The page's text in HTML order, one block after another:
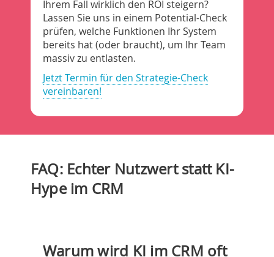
Ihrem Fall wirklich den ROI steigern?
Lassen Sie uns in einem Potential-Check
prüfen, welche Funktionen Ihr System
bereits hat (oder braucht), um Ihr Team
massiv zu entlasten.
Jetzt Termin für den Strategie-Check
vereinbaren!
FAQ: Echter Nutzwert statt KI-
Hype im CRM
Warum wird KI im CRM oft